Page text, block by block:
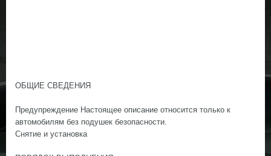
ОБЩИЕ СВЕДЕНИЯ
Предупреждение Настоящее описание относится только к
автомобилям без подушек безопасности.
Снятие и установка